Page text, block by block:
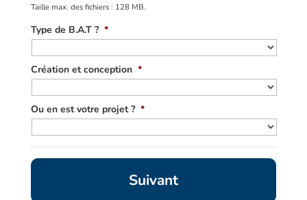
Taille max. des fichiers : 128 MB.
Type de B.A.T ? *
Création et conception *
Ou en est votre projet ? *